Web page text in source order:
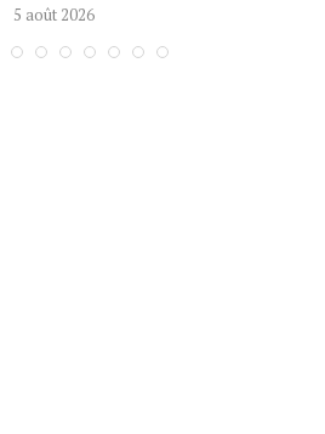
5 août 2026